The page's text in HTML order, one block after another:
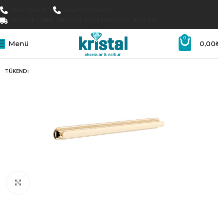
Menü
0
0,00
TÜKENDI